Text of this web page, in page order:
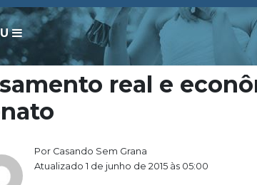
real e
Por Casando Sem Grana
Atualizado 1 de junho de 2015 às 05:00